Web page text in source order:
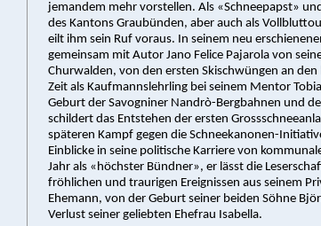
jemandem mehr vorstellen. Als «Schneepapst»
des Kantons Graubünden, aber auch als
eilt ihm sein Ruf voraus. In seinem neu
gemeinsam mit Autor Jano Felice Pajarola von
Churwalden, von den ersten Skischwüngen an
Zeit als Kaufmannslehrling bei seinem Mentor
Geburt der Savogniner Nandrò-Bergbahnen und
schildert das Entstehen der ersten
späteren Kampf gegen die Schneekanonen-
Einblicke in seine politische Karriere von
Jahr als «höchster Bündner», er lässt die
fröhlichen und traurigen Ereignissen aus seinem
Ehemann, von der Geburt seiner beiden Söhne
Verlust seiner geliebten Ehefrau Isabella.